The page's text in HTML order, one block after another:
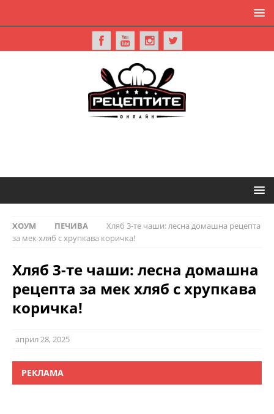
ХОУМ ПЕЧИВА
Хляб 3-те чаши: лесна домашна рецепта
за мек хляб с хрупкава коричка!
Хляб 3-те чаши: лесна домашна
рецепта за мек хляб с хрупкава
коричка!
април 28, 2025
РЕКЛАМА